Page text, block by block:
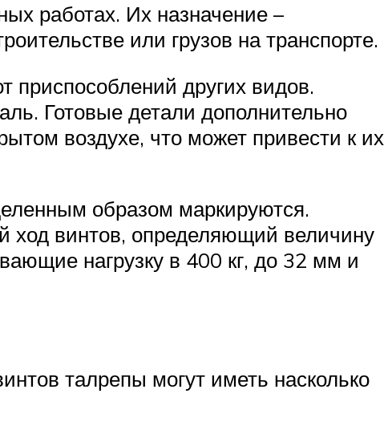
работах. Их назначение –
или грузов на транспорте.
приспособлений других видов.
Готовые детали дополнительно
воздухе, что может привести к их
образом маркируются.
ход винтов, определяющий величину
нагрузку в 400 кг, до 32 мм и
талрепы могут иметь насколько